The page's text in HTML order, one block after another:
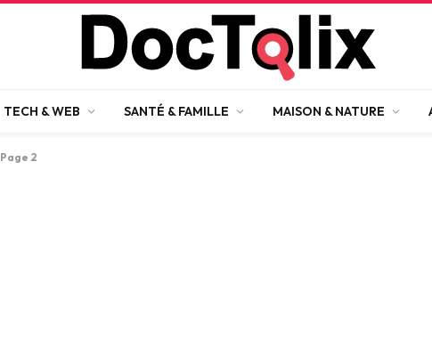
TECH & WEB SANTÉ & FAMILLE MAISON & NATURE
Page 2